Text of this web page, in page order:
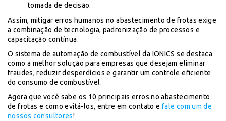
tomada de decisão.
Assim, mitigar erros humanos no abastecimento de frotas exige
a combinação de tecnologia, padronização de processos e
capacitação contínua.
O sistema de automação de combustível da IONICS se destaca
como a melhor solução para empresas que desejam eliminar
fraudes, reduzir desperdícios e garantir um controle eficiente
do consumo de combustível.
Agora que você sabe os 10 principais erros no abastecimento
de frotas e como evitá-los, entre em contato e fale com um de
nossos consultores!